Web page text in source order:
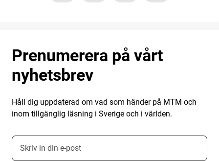
Prenumerera på vårt
nyhetsbrev
Håll dig uppdaterad om vad som händer på MTM och
inom tillgänglig läsning i Sverige och i världen.
E-postadress nyhetsbrevsprenumeration